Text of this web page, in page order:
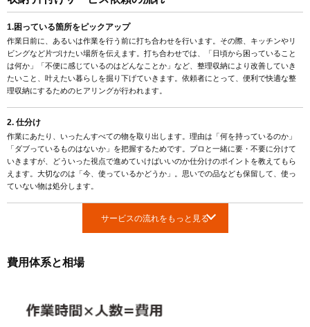
1.困っている箇所をピックアップ
作業日前に、あるいは作業を行う前に打ち合わせを行います。その際、キッチンやリ
ビングなど片づけたい場所を伝えます。打ち合わせでは、「日頃から困っていること
は何か」「不便に感じているのはどんなことか」など、整理収納により改善していき
たいこと、叶えたい暮らしを掘り下げていきます。依頼者にとって、便利で快適な整
理収納にするためのヒアリングが行われます。
2. 仕分け
作業にあたり、いったんすべての物を取り出します。理由は「何を持っているのか」
「ダブっているものはないか」を把握するためです。プロと一緒に要・不要に分けて
いきますが、どういった視点で進めていけばいいのか仕分けのポイントを教えてもら
えます。大切なのは「今、使っているかどうか」。思いでの品なども保留して、使っ
ていない物は処分します。
サービスの流れをもっと見る
費用体系と相場